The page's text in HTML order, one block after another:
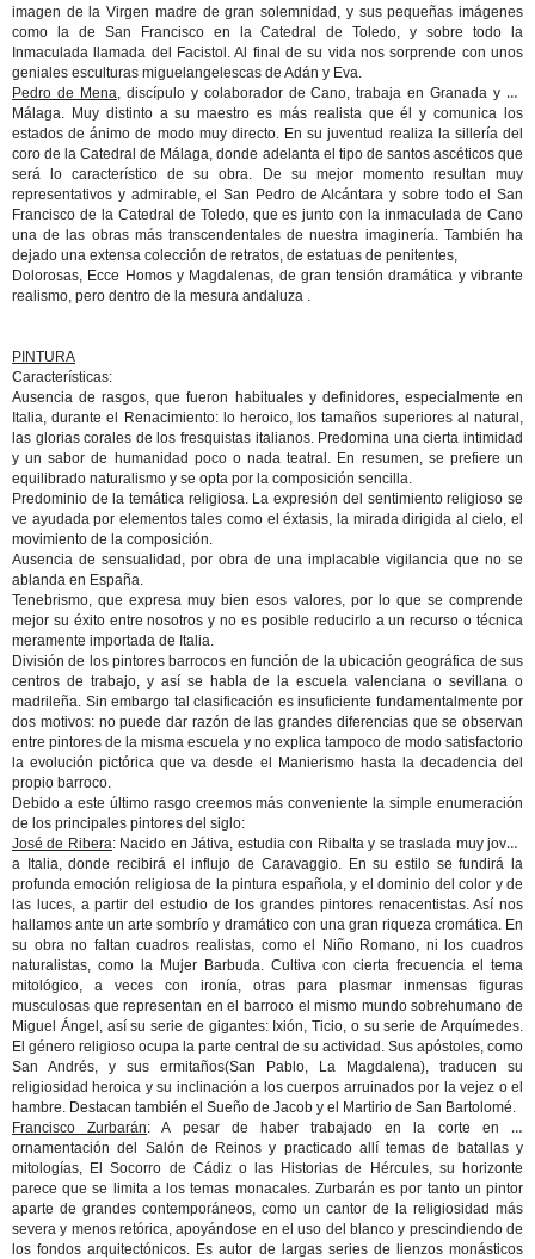
imagen de la Virgen madre de gran solemnidad, y sus pequeñas imágenes
como la de San Francisco en la Catedral de Toledo, y sobre todo la
Inmaculada llamada del Facistol. Al final de su vida nos sorprende con unos
geniales esculturas miguelangelescas de Adán y Eva.
Pedro de Mena, discípulo y colaborador de Cano, trabaja en Granada y en
Málaga. Muy distinto a su maestro es más realista que él y comunica los
estados de ánimo de modo muy directo. En su juventud realiza la sillería del
coro de la Catedral de Málaga, donde adelanta el tipo de santos ascéticos que
será lo característico de su obra. De su mejor momento resultan muy
representativos y admirable, el San Pedro de Alcántara y sobre todo el San
Francisco de la Catedral de Toledo, que es junto con la inmaculada de Cano
una de las obras más transcendentales de nuestra imaginería. También ha
dejado una extensa colección de retratos, de estatuas de penitentes,
Dolorosas, Ecce Homos y Magdalenas, de gran tensión dramática y vibrante
realismo, pero dentro de la mesura andaluza .
PINTURA
Características:
Ausencia de rasgos, que fueron habituales y definidores, especialmente en
Italia, durante el Renacimiento: lo heroico, los tamaños superiores al natural,
las glorias corales de los fresquistas italianos. Predomina una cierta intimidad
y un sabor de humanidad poco o nada teatral. En resumen, se prefiere un
equilibrado naturalismo y se opta por la composición sencilla.
Predominio de la temática religiosa. La expresión del sentimiento religioso se
ve ayudada por elementos tales como el éxtasis, la mirada dirigida al cielo, el
movimiento de la composición.
Ausencia de sensualidad, por obra de una implacable vigilancia que no se
ablanda en España.
Tenebrismo, que expresa muy bien esos valores, por lo que se comprende
mejor su éxito entre nosotros y no es posible reducirlo a un recurso o técnica
meramente importada de Italia.
División de los pintores barrocos en función de la ubicación geográfica de sus
centros de trabajo, y así se habla de la escuela valenciana o sevillana o
madrileña. Sin embargo tal clasificación es insuficiente fundamentalmente por
dos motivos: no puede dar razón de las grandes diferencias que se observan
entre pintores de la misma escuela y no explica tampoco de modo satisfactorio
la evolución pictórica que va desde el Manierismo hasta la decadencia del
propio barroco.
Debido a este último rasgo creemos más conveniente la simple enumeración
de los principales pintores del siglo:
José de Ribera: Nacido en Játiva, estudia con Ribalta y se traslada muy joven
a Italia, donde recibirá el influjo de Caravaggio. En su estilo se fundirá la
profunda emoción religiosa de la pintura española, y el dominio del color y de
las luces, a partir del estudio de los grandes pintores renacentistas. Así nos
hallamos ante un arte sombrío y dramático con una gran riqueza cromática. En
su obra no faltan cuadros realistas, como el Niño Romano, ni los cuadros
naturalistas, como la Mujer Barbuda. Cultiva con cierta frecuencia el tema
mitológico, a veces con ironía, otras para plasmar inmensas figuras
musculosas que representan en el barroco el mismo mundo sobrehumano de
Miguel Ángel, así su serie de gigantes: Ixión, Ticio, o su serie de Arquímedes.
El género religioso ocupa la parte central de su actividad. Sus apóstoles, como
San Andrés, y sus ermitaños(San Pablo, La Magdalena), traducen su
religiosidad heroica y su inclinación a los cuerpos arruinados por la vejez o el
hambre. Destacan también el Sueño de Jacob y el Martirio de San Bartolomé.
Francisco Zurbarán: A pesar de haber trabajado en la corte en la
ornamentación del Salón de Reinos y practicado allí temas de batallas y
mitologías, El Socorro de Cádiz o las Historias de Hércules, su horizonte
parece que se limita a los temas monacales. Zurbarán es por tanto un pintor
aparte de grandes contemporáneos, como un cantor de la religiosidad más
severa y menos retórica, apoyándose en el uso del blanco y prescindiendo de
los fondos arquitectónicos. Es autor de largas series de lienzos monásticos